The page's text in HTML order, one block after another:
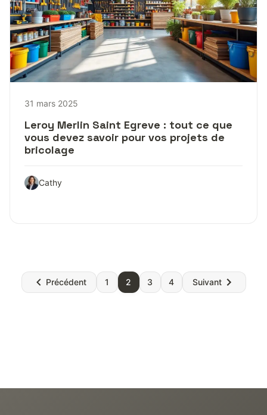
31 mars 2025
Leroy Merlin Saint Egreve : tout ce que
vous devez savoir pour vos projets de
bricolage
Cathy
Pagination
des
Précédent 1 2 3 4 Suivant